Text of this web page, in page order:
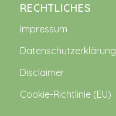
RECHTLICHES
Impressum
Datenschutzerklärung
Disclaimer
Cookie-Richtlinie (EU)